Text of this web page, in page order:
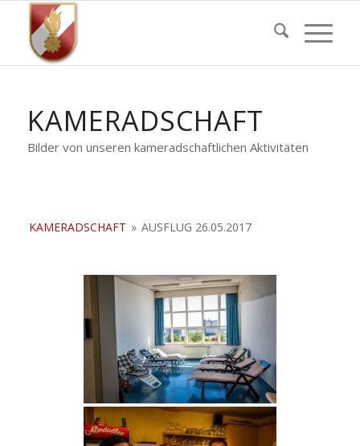
KAMERADSCHAFT
Bilder von unseren kameradschaftlichen Aktivitäten
KAMERADSCHAFT » AUSFLUG 26.05.2017